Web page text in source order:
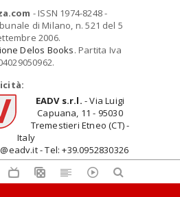
- ISSN 1974-8248 -
di Milano, n. 521 del 5
2006.
Delos Books. Partita Iva
EADV s.r.l. - Via Luigi
Capuana, 11 - 95030
Tremestieri Etneo (CT) -
Italy
- Tel: +39.0952830326